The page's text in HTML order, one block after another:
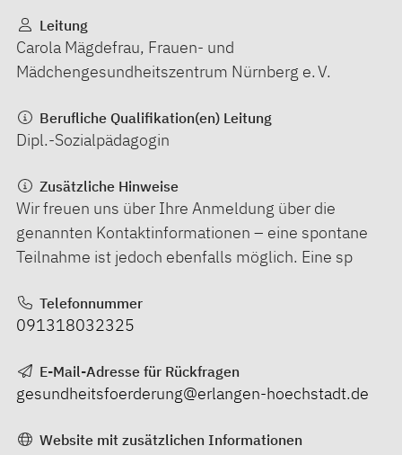
Leitung
Carola Mägdefrau, Frauen- und
Mädchengesundheitszentrum Nürnberg e. V.
Berufliche Qualifikation(en) Leitung
Dipl.-Sozialpädagogin
Zusätzliche Hinweise
Wir freuen uns über Ihre Anmeldung über die
genannten Kontaktinformationen – eine spontane
Teilnahme ist jedoch ebenfalls möglich. Eine sp
Telefonnummer
091318032325
E-Mail-Adresse für Rückfragen
gesundheitsfoerderung@erlangen-hoechstadt.de
Website mit zusätzlichen Informationen